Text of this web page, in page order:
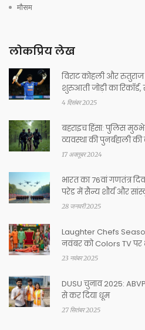
मौसम
लोकप्रिय लेख
विराट कोहली और रुतुराज
शुरुआती जोड़ी का
खिलाफ 195 रन का साझा
4 दिसंबर 2025
बहराइच हिंसा: पुलिस
व्यवस्था की पुनर्बहाली
17 अक्तूबर 2024
भारत का 76वां गणतंत्र
परेड में सैन्य शौर्य और
28 जनवरी 2025
Laughter Chefs
नवंबर को Colors TV पर
साथ तिगुना मस्ती
23 नवंबर 2025
DUSU चुनाव 2025: ABVP
से कर दिया धूम
27 सितंबर 2025